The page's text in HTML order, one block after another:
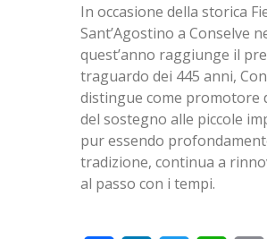
In occasione della storica
Sant’Agostino a Conselve
quest’anno raggiunge il
traguardo dei 445 anni,
distingue come promotore
del sostegno alle piccole
pur essendo
tradizione, continua a
al passo con i tempi.